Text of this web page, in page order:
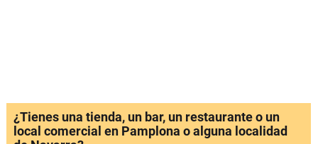
¿Tienes una tienda, un bar, un restaurante o un
local comercial en Pamplona o alguna localidad